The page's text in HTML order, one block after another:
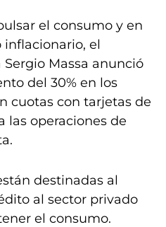
el consumo y en
el
Massa anunció
del 30% en los
cuotas con tarjetas de
las operaciones de
destinadas al
al sector privado
el consumo.